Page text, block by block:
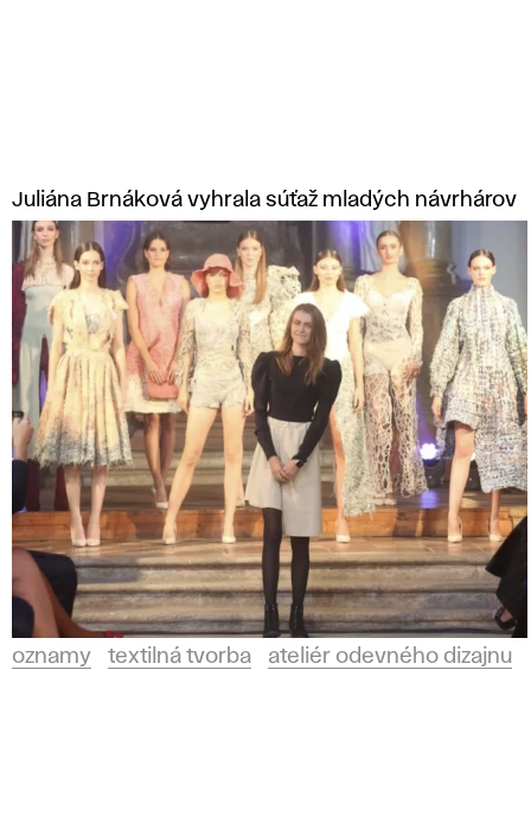
n
ý
c
h
u
m
e
Juliána Brnáková vyhrala súťaž mladých návrhárov
oznamy textilná tvorba ateliér odevného dizajnu